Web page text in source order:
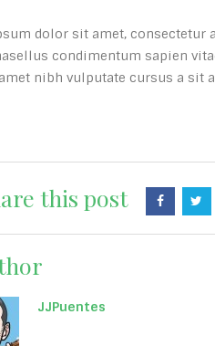
dolor sit amet,
condimentum sapien
nibh vulputate cursus a sit
this post
JJPuentes